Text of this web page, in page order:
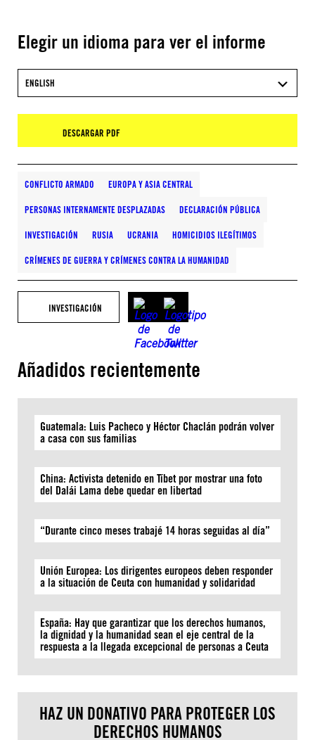
Elegir un idioma para ver el informe
ENGLISH
DESCARGAR PDF
CONFLICTO ARMADO EUROPA Y ASIA CENTRAL
PERSONAS INTERNAMENTE DESPLAZADAS DECLARACIÓN PÚBLICA
INVESTIGACIÓN RUSIA UCRANIA HOMICIDIOS ILEGÍTIMOS
CRÍMENES DE GUERRA Y CRÍMENES CONTRA LA HUMANIDAD
INVESTIGACIÓN
Añadidos recientemente
Guatemala: Luis Pacheco y Héctor Chaclán podrán volver
a casa con sus familias
China: Activista detenido en Tíbet por mostrar una foto
del Dalái Lama debe quedar en libertad
“Durante cinco meses trabajé 14 horas seguidas al día”
Unión Europea: Los dirigentes europeos deben responder
a la situación de Ceuta con humanidad y solidaridad
España: Hay que garantizar que los derechos humanos,
la dignidad y la humanidad sean el eje central de la
respuesta a la llegada excepcional de personas a Ceuta
HAZ UN DONATIVO PARA PROTEGER LOS
DERECHOS HUMANOS